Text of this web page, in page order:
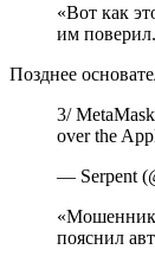
«Вот как
им
Позднее
3/
over the
— Serpent
пояснил